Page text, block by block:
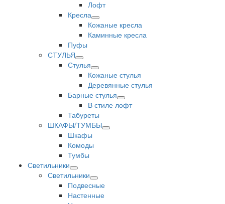
Лофт
Кресла
Кожаные кресла
Каминные кресла
Пуфы
СТУЛЬЯ
Стулья
Кожаные стулья
Деревянные стулья
Барные стулья
В стиле лофт
Табуреты
ШКАФЫ/ТУМБЫ
Шкафы
Комоды
Тумбы
Светильники
Светильники
Подвесные
Настенные